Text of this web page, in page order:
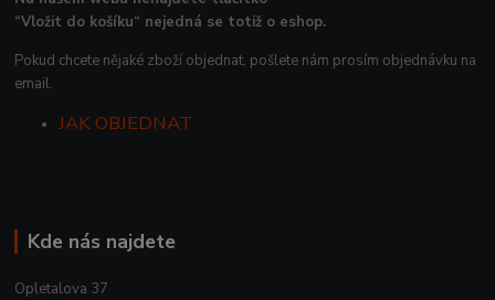
“Vložit do košíku“ nejedná se totiž o eshop.
Pokud chcete nějaké zboží objednat, pošlete nám prosím objednávku na
email.
JAK OBJEDNAT
Kde nás najdete
Opletalova 37